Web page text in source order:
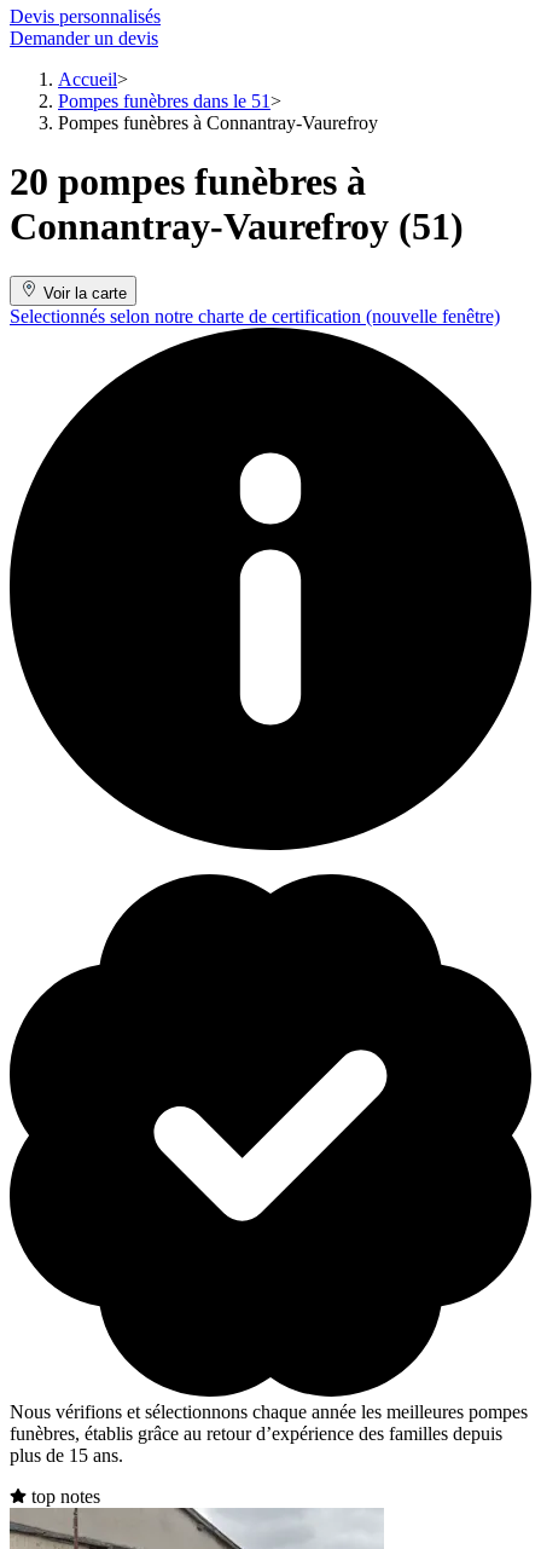
Devis personnalisés
Demander un devis
Accueil
Pompes funèbres dans le 51
Pompes funèbres à Connantray-Vaurefroy
20 pompes funèbres à
Connantray-Vaurefroy (51)
Voir la carte
Selectionnés selon notre charte de certification (nouvelle fenêtre)
Nous vérifions et sélectionnons chaque année les meilleures pompes
funèbres, établis grâce au retour d’expérience des familles depuis
plus de 15 ans.
top notes